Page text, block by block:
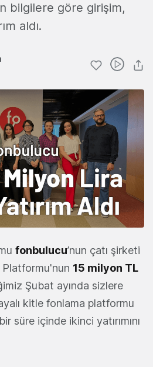
bilgilere göre girişim,
aldı.
fonbulucu’nun çatı şirketi
15 milyon TL
Şubat ayında sizlere
kitle fonlama platformu
süre içinde ikinci yatırımını